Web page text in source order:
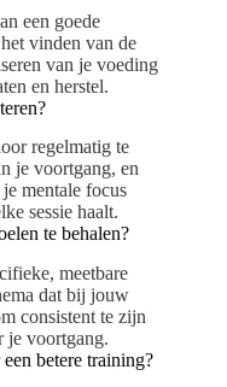
een goede
vinden van de
van je voeding
en herstel.
regelmatig te
je voortgang, en
mentale focus
sessie haalt.
te behalen?
meetbare
dat bij jouw
consistent te zijn
je voortgang.
betere training?